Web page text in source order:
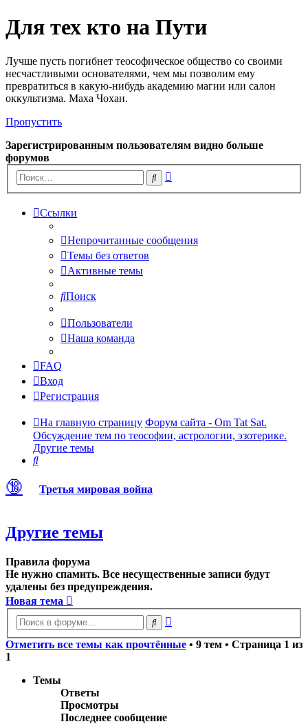
Для тех кто на Пути
Лучше пусть погибнет теософическое общество со своими
несчастливыми основателями, чем мы позволим ему
превратиться в какую-нибудь академию магии или салон
оккультизма. Маха Чохан.
Пропустить
Зарегистрированным пользователям видно больше
форумов
Поиск
Ссылки
Непрочитанные сообщения
Темы без ответов
Активные темы
Поиск
Пользователи
Наша команда
FAQ
Вход
Регистрация
На главную страницу Форум сайта - Om Tat Sat.
Обсуждение тем по теософии, астрологии, эзотерике.
Другие темы
Поиск
🔞 Третья мировая война
Другие темы
Правила форума
Не нужно спамить. Все несущественные записи будут
удалены без предупреждения.
Новая тема
Поиск
Отметить все темы как прочтённые • 9 тем • Страница 1 из
1
Темы
Ответы
Просмотры
Последнее сообщение